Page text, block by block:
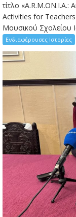
τίτλο
Activities for Teachers
Μουσικού Σχολείου
Ενδιαφέρουσες Ιστορίες